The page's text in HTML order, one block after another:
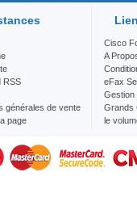
RSS
générales de vente
page
Cisco
A
eFax
Gestion
Grands
le